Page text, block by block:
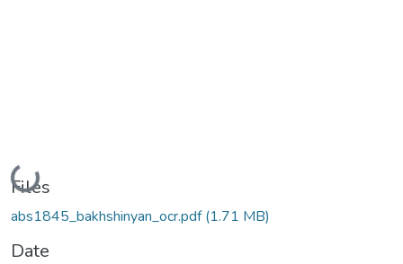
Loading...
Files
abs1845_bakhshinyan_ocr.pdf(1.71 MB)
Date